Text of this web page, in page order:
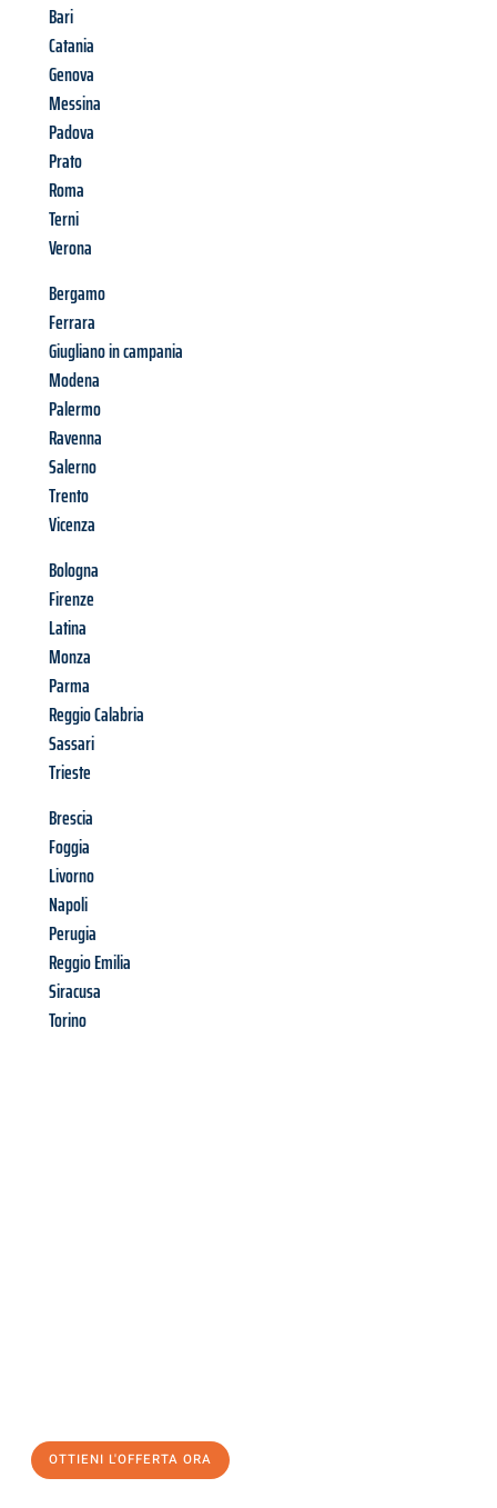
Bari
Catania
Genova
Messina
Padova
Prato
Roma
Terni
Verona
Bergamo
Ferrara
Giugliano in campania
Modena
Palermo
Ravenna
Salerno
Trento
Vicenza
Bologna
Firenze
Latina
Monza
Parma
Reggio Calabria
Sassari
Trieste
Brescia
Foggia
Livorno
Napoli
Perugia
Reggio Emilia
Siracusa
Torino
OTTIENI L'OFFERTA ORA